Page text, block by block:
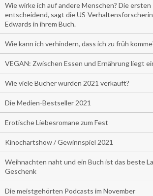
Wie wirke ich auf andere Menschen? Die
entscheidend, sagt die US-Verhaltensforscherin
Edwards in ihrem Buch.
Wie kann ich verhindern, dass ich zu früh
VEGAN: Zwischen Essen und Ernährung liegt
Wie viele Bücher wurden 2021 verkauft?
Die Medien-Bestseller 2021
Erotische Liebesromane zum Fest
Kinochartshow / Gewinnspiel 2021
Weihnachten naht und ein Buch ist das beste
Geschenk
Die meistgehörten Podcasts im November